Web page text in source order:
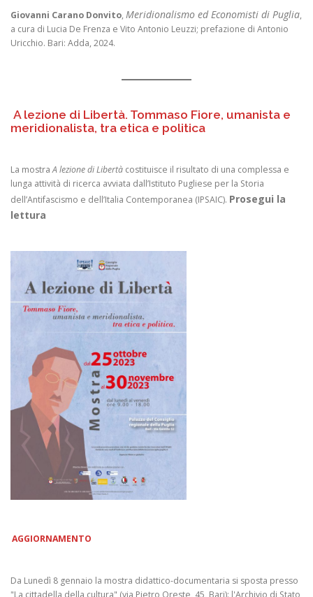
Giovanni Carano Donvito, Meridionalismo ed Economisti di Puglia,
a cura di Lucia De Frenza e Vito Antonio Leuzzi; prefazione di Antonio
Uricchio. Bari: Adda, 2024.
A lezione di Libertà. Tommaso Fiore, umanista e
meridionalista, tra etica e politica
La mostraA lezione di Libertà costituisce il risultato di una complessa e
lunga attività di ricerca avviata dall’Istituto Pugliese per la Storia
dell’Antifascismo e dell’Italia Contemporanea (IPSAIC). Prosegui la
lettura
AGGIORNAMENTO
Da Lunedì 8 gennaio la mostra didattico-documentaria si sposta presso
"La cittadella della cultura" (via Pietro Oreste, 45, Bari): l'Archivio di Stato